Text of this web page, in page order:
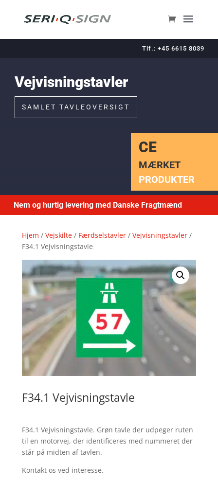
Tlf.: +45 6615 8039
Vejvisningstavler
SAMLET TAVLEOVERSIGT
CE
MÆRKET
PRODUKTER
Nem og hurtig levering med Danske Fragtmænd
Hjem / Vejskilte/ Færdselstavler/ Vejvisningstavler/
F34.1 Vejvisningstavle
F34.1 Vejvisningstavle
F34.1 Vejvisningstavle. Grøn tavle der udpeger ruten
til en motorvej, der identificeres med nummeret der
står på midten af tavlen.
Kontakt os ved interesse.